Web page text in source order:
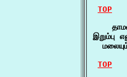
TOP
இறும்பு
TOP